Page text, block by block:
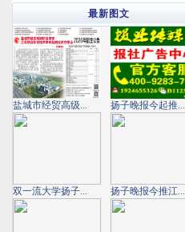
最新图文
盐城市经贸高级... 扬子晚报今起推...
双一流大学扬子... 扬子晚报今推江...